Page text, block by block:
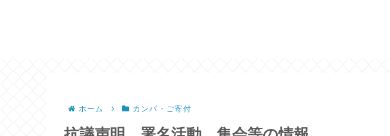
ホーム カンパ・ご寄付